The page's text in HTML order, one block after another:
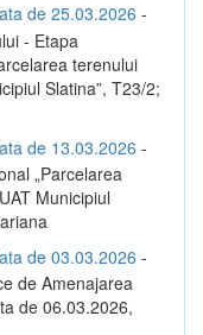
de 25.03.2026 -
- Etapa
terenului
Slatina”, T23/2;
de 13.03.2026 -
„Parcelarea
Municipiul
de 03.03.2026 -
de Amenajarea
de 06.03.2026,